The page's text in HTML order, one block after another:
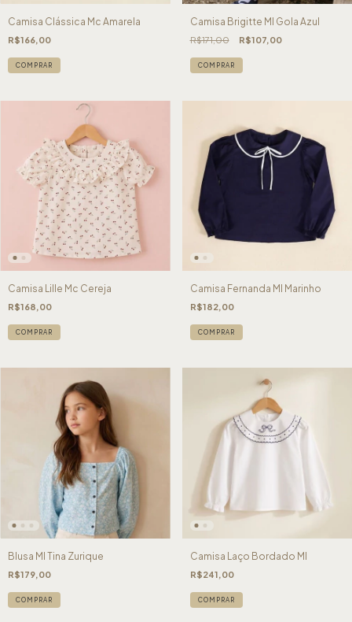
Camisa Clássica Mc Amarela
R$166,00
COMPRAR
Camisa Brigitte Ml Gola Azul
R$171,00 R$107,00
COMPRAR
Camisa Lille Mc Cereja
R$168,00
COMPRAR
Camisa Fernanda Ml Marinho
R$182,00
COMPRAR
Blusa Ml Tina Zurique
R$179,00
COMPRAR
Camisa Laço Bordado Ml
R$241,00
COMPRAR